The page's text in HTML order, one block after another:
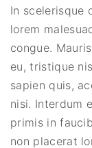
In scelerisque
lorem
congue.
eu, tristique
sapien quis,
nisi. Interdum
primis in
non placerat